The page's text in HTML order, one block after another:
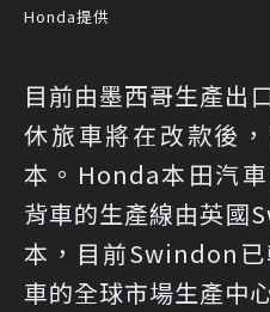
Honda提供
目前由墨西哥生產出
休旅車將在改款後
本。Honda本田汽
背車的生產線由英國
本，目前Swindon
車的全球市場生產中